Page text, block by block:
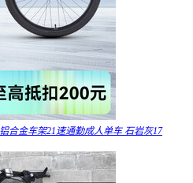
合金车架21速通勤成人单车 石岩灰17